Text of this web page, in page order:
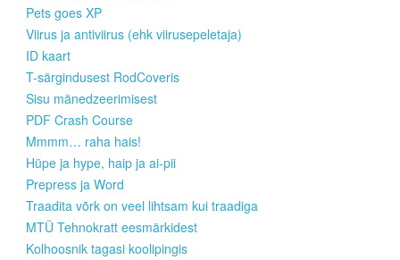
Pets goes XP
Viirus ja antiviirus (ehk viirusepeletaja)
ID kaart
T-särgindusest RodCoveris
Sisu mänedzeerimisest
PDF Crash Course
Mmmm… raha hais!
Hüpe ja hype, haip ja ai-pii
Prepress ja Word
Traadita võrk on veel lihtsam kui traadiga
MTÜ Tehnokratt eesmärkidest
Kolhoosnik tagasi koolipingis